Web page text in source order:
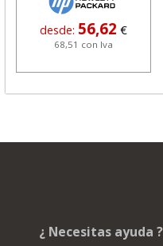
desde: 56,62 €
68,51 con Iva
¿ Necesitas ayuda ?